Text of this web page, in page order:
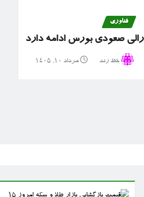
فناوری
رالی صعودی بورس ادامه دارد
خط رند مرداد ۱۰, ۱۴۰۵